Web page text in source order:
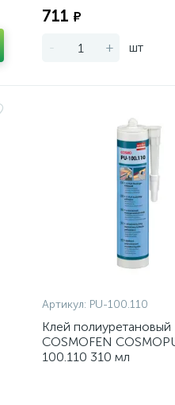
711 ₽
- + шт
Артикул: PU-100.110
Клей полиуретановый
COSMOFEN
100.110 310 мл